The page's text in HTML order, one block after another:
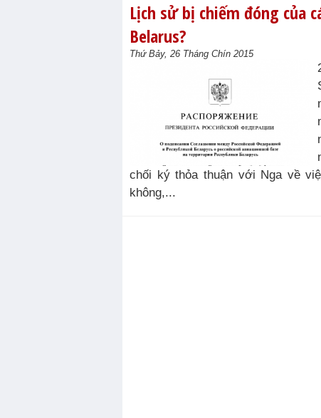
Lịch sử bị chiếm đóng của
Belarus?
Thứ Bảy, 26 Tháng Chín 2015
chối ký thỏa thuận với Nga về
không,...